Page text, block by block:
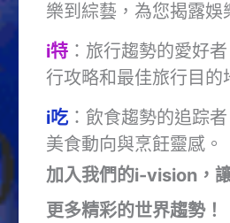
樂到綜藝，為您揭露娛
i特：旅行趨勢的愛好
行攻略和最佳旅行目的
i吃：飲食趨勢的追踪
美食動向與烹飪靈感。
加入我們的i-vision，
更多精彩的世界趨勢！